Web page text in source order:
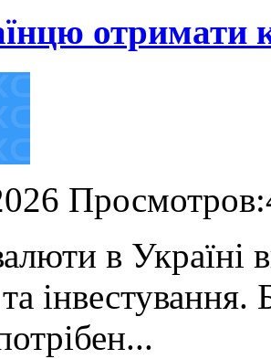
отримати
в Україні
та